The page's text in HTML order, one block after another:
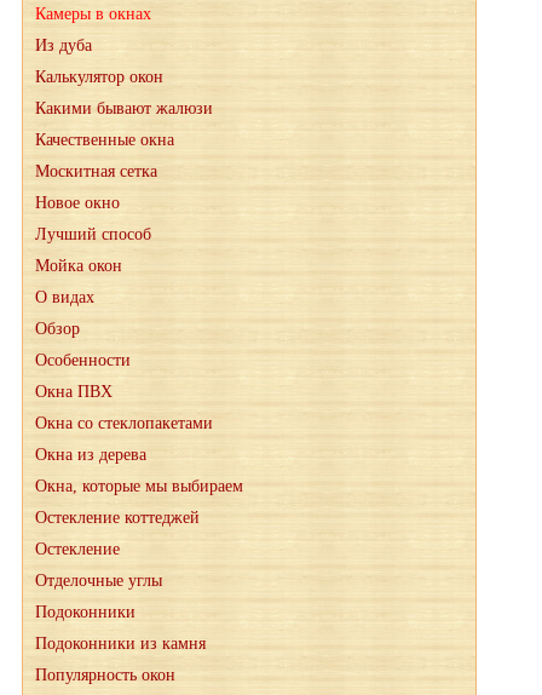
Камеры в окнах
Из дуба
Калькулятор окон
Какими бывают жалюзи
Качественные окна
Москитная сетка
Новое окно
Лучший способ
Мойка окон
О видах
Обзор
Особенности
Окна ПВХ
Окна со стеклопакетами
Окна из дерева
Окна, которые мы выбираем
Остекление коттеджей
Остекление
Отделочные углы
Подоконники
Подоконники из камня
Популярность окон